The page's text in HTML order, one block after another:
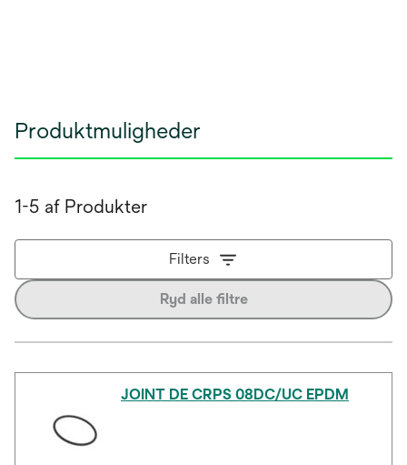
Produktmuligheder
1-5 af Produkter
Filters
Ryd alle filtre
JOINT DE CRPS 08DC/UC EPDM